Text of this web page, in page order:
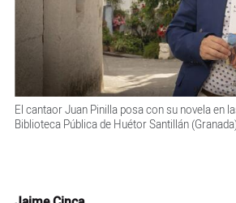
El cantaor Juan Pinilla posa con su novela en
Biblioteca Pública de Huétor Santillán